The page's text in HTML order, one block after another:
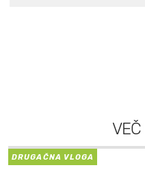
VEČ
DRUGAČNA VLOGA